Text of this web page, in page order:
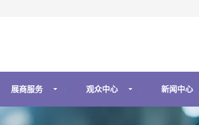
展商服务 观众中心 新闻中心